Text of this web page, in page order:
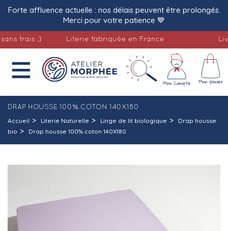
Forte affluence actuelle : nos délais peuvent être prolongés.
Merci pour votre patience 💙
:) Literie fabriquée en France

DRAP HOUSSE 100% COTON 140X180
Accueil Literie Naturelle Linge de lit biologique
Drap housse
bio
Drap housse 100% coton 140X180